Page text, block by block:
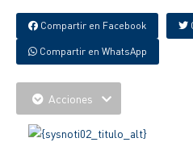
Compartir en Facebook
Compartir en WhatsApp
Acciones